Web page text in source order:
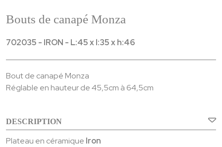
Bouts de canapé Monza
702035 - IRON - L:45 x l:35 x h:46
Bout de canapé Monza
Réglable en hauteur de 45,5cm à 64,5cm
DESCRIPTION
Plateau en céramique Iron